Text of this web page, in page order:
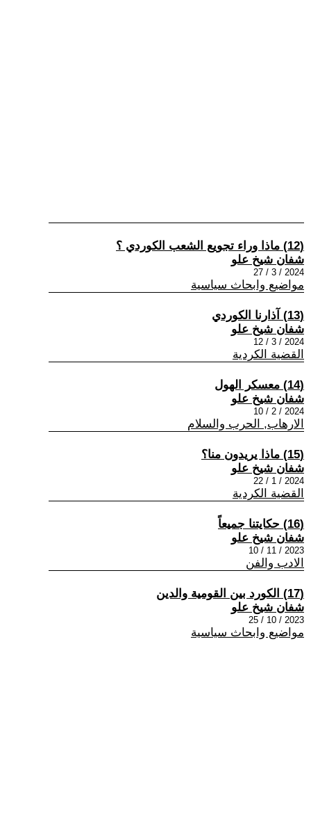
(12) ماذا وراء تجويع الشعب الكوردي ؟
شفان شيخ علو
2024 / 3 / 27
مواضيع وابحاث سياسية
(13) آذارنا الكوردي
شفان شيخ علو
2024 / 3 / 12
القضية الكردية
(14) معسكر الهول
شفان شيخ علو
2024 / 2 / 10
الارهاب, الحرب والسلام
(15) ماذا يريدون منا؟
شفان شيخ علو
2024 / 1 / 22
القضية الكردية
(16) حكايتنا جميعاً
شفان شيخ علو
2023 / 11 / 10
الادب والفن
(17) الكورد بين القومية والدين
شفان شيخ علو
2023 / 10 / 25
مواضيع وابحاث سياسية